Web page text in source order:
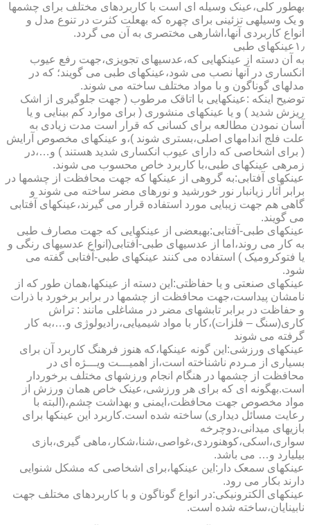
به­طور کلی،عینک وسیله ای است با کاربردهای مختلف برای چشمها
و یک وسیله­ی تزئینی برای چهره که به­علت کثرت در تنوع مدل و
انواع کاربردی آنها،اشاره­ی مختصری به آن می گردد.
۱٫عینکهای طبی
به آن دسته از عینکهایی که،عدسیهای تجویزی،جهت رفع عیوب
انکساری در آنها نصب می شود،عینکهای طبی می گویند؛ که در
مدلهای گوناگون و با مواد مختلف ساخته می شوند.
توضیح اینکه :عینکهایی با اتاقک مرطوب ( جهت جلوگیری از اشک
ریزش شدید ) و یا عینکهای منشوری ( برای موارد کم بینایی و یا
آسان نمودن مطالعه برای کسانی که قرار است مدت زیادی به
علت فلج اندامهای اصلی،بستری شوند )،و عینکهای مخصوص آرایش
( برای اشخاصی که دارای عیوب انکساری شدید هستند ) و…،در
زمره­ی عینکهای طبی،با کاربرد خاص محسوب می شوند.
عینکهای آفتابی:به گروهی از عینکها که جهت محافظت از چشمها در
برابر آثار زیانبار نور خورشید و نورهای مضر ساخته می شوند و
گاهی هم جهت زیبایی مورد استفاده قرار می گیرند،عینکهای آفتابی
می گویند.
عینکهای طبی-آفتابی:به­بعضی از عینکهایی که جهت مصارف طبی
به کار می روند،اما از عدسیهای طبی-آفتابی(انواع عدسیهای رنگی و
یا فتوکرومیک ) استفاده می کنند عینکهای طبی-آفتابی گفته می
شود.
عینکهای صنعتی و یا حفاظتی:این دسته از عینکها،همان طور که از
نامشان پیداست،جهت محافظت از چشمها در برابر برخورد با ذرات
و حفاظت در برابر تابشهای مضر در مشاغلی مانند : تراش
کاری(سنگ – فلزات)،کار با مواد شیمیایی،رادیولوژی و…،به کار
گرفته می شوند
عینکهای ورزشی:این گونه عینکها،که هنوز فرهنگ کاربرد آن برای
بسیاری از مـردم ناشناخته است،از اهمیـــت ویـــژه ای در
محافظت از چشمها در هنگام انجام ورزشهای مختلف برخوردار
است.به­گونه ای که برای هر ورزشی،عینک خاص همان ورزش از
مواد مخصوص جهت محافظت،ایمنی و بهداشت چشم،(البته با
رعایت مسائل دیداری) ساخته شده است.کاربرد این عینکها برای
بازیهای میدانی،دوچرخه
سواری،اسکی،کوهنوردی،غواصی،شنا،شکار،ماهی گیری،بازی
بیلیارد و… می باشد.
عینکهای سمعک دار:این عینکها،برای اشخاصی که مشکل شنوایی
دارند بکار می رود.
عینکهای الکترونیکی:در انواع گوناگون و با کاربردهای مختلف جهت
نابینایان،ساخته شده است.